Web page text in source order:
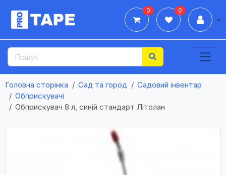
0 0
Головна сторінка Сад та город
Садовий інвентар
Обприскувачі
Обприскувач 8 л, синій стандарт Літолан